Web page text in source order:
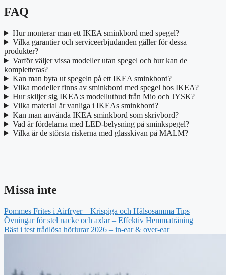
FAQ
Hur monterar man ett IKEA sminkbord med spegel?
Vilka garantier och serviceerbjudanden gäller för dessa
produkter?
Varför väljer vissa modeller utan spegel och hur kan de
kompletteras?
Kan man byta ut spegeln på ett IKEA sminkbord?
Vilka modeller finns av sminkbord med spegel hos IKEA?
Hur skiljer sig IKEA:s modellutbud från Mio och JYSK?
Vilka material är vanliga i IKEAs sminkbord?
Kan man använda IKEA sminkbord som skrivbord?
Vad är fördelarna med LED-belysning på sminkspegel?
Vilka är de största riskerna med glasskivan på MALM?
Missa inte
Pommes Frites i Airfryer – Krispiga och Hälsosamma Tips
Övningar för stel nacke och axlar – Effektiv Hemmaträning
Bäst i test trådlösa hörlurar 2026 – in-ear & over-ear